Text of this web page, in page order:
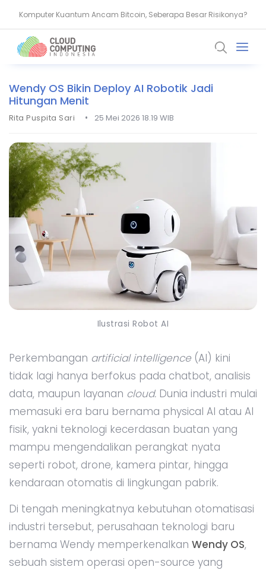
Komputer Kuantum Ancam Bitcoin, Seberapa Besar Risikonya?
AMD Gandeng Core Scientific Bangun Infrastruktur AI Raksasa
Wendy OS Bikin Deploy AI Robotik Jadi
Hitungan Menit
Rita Puspita Sari • 25 Mei 2026 18.19 WIB
Ilustrasi Robot AI
Perkembangan artificial intelligence (AI) kini
tidak lagi hanya berfokus pada chatbot, analisis
data, maupun layanan cloud. Dunia industri mulai
memasuki era baru bernama physical AI atau AI
fisik, yakni teknologi kecerdasan buatan yang
mampu mengendalikan perangkat nyata
seperti robot, drone, kamera pintar, hingga
kendaraan otomatis di lingkungan pabrik.
Di tengah meningkatnya kebutuhan otomatisasi
industri tersebut, perusahaan teknologi baru
bernama Wendy memperkenalkan Wendy OS,
sebuah sistem operasi open-source yang